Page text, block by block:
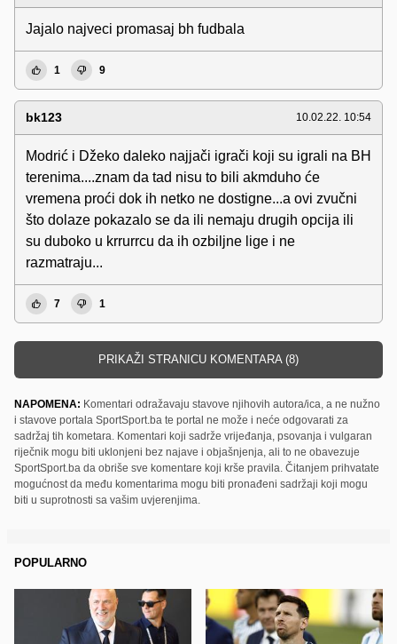
Jajalo najveci promasaj bh fudbala
1 9
bk123 10.02.22. 10:54
Modrić i Džeko daleko najjači igrači koji su igrali na BH
terenima....znam da tad nisu to bili akmduho će
vremena proći dok ih netko ne dostigne...a ovi zvučni
što dolaze pokazalo se da ili nemaju drugih opcija ili
su duboko u krrurrcu da ih ozbiljne lige i ne
razmatraju...
7 1
PRIKAŽI STRANICU KOMENTARA (8)
NAPOMENA: Komentari odražavaju stavove njihovih autora/ica, a ne nužno
i stavove portala SportSport.ba te portal ne može i neće odgovarati za
sadržaj tih kometara. Komentari koji sadrže vrijeđanja, psovanja i vulgaran
riječnik mogu biti uklonjeni bez najave i objašnjenja, ali to ne obavezuje
SportSport.ba da obriše sve komentare koji krše pravila. Čitanjem prihvatate
mogućnost da među komentarima mogu biti pronađeni sadržaji koji mogu
biti u suprotnosti sa vašim uvjerenjima.
POPULARNO